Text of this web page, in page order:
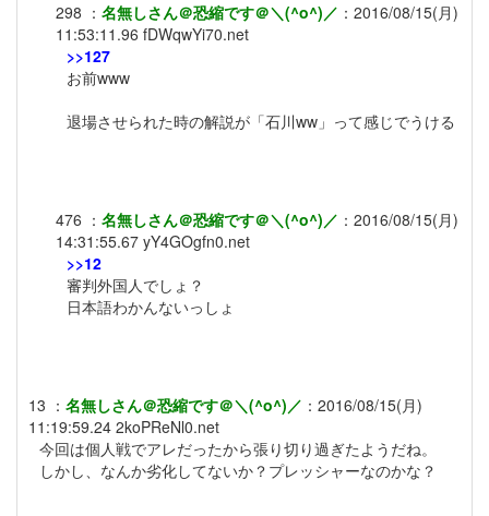
298 ： 名無しさん＠恐縮です＠＼(^o^)／ ： 2016/08/15(月)
11:53:11.96 fDWqwYi70.net
>>127
お前www
退場させられた時の解説が「石川ww」って感じでうける
476 ： 名無しさん＠恐縮です＠＼(^o^)／ ： 2016/08/15(月)
14:31:55.67 yY4GOgfn0.net
>>12
審判外国人でしょ？
日本語わかんないっしょ
13 ： 名無しさん＠恐縮です＠＼(^o^)／ ： 2016/08/15(月)
11:19:59.24 2koPReNl0.net
今回は個人戦でアレだったから張り切り過ぎたようだね。
しかし、なんか劣化してないか？プレッシャーなのかな？